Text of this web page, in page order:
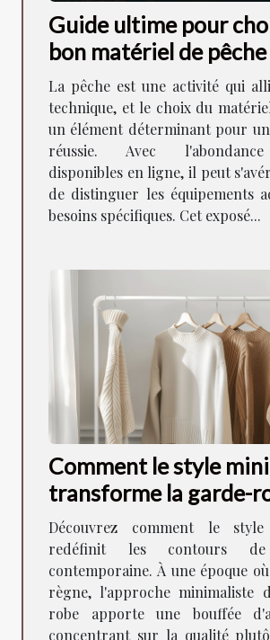
Guide ultime pour
bon matériel de
La pêche est une activité qui
technique, et le choix du
un élément déterminant pour
réussie. Avec
disponibles en ligne, il peut
de distinguer les équipements
besoins spécifiques. Cet exposé...
Comment le style
transforme la garde-
moderne
Découvrez comment le style
redéfinit les contours de
contemporaine. À une époque
règne, l'approche minimaliste
robe apporte une bouffée
concentrant sur la qualité